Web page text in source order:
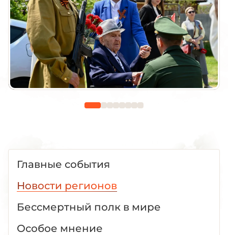
Главные события
Новости регионов
Бессмертный полк в мире
Особое мнение